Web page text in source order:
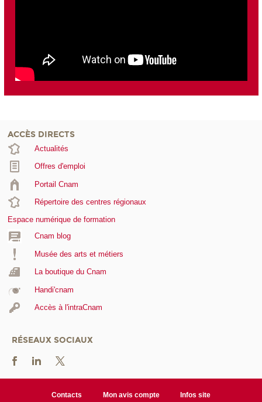
ACCÈS DIRECTS
Actualités
Offres d'emploi
Portail Cnam
Répertoire des centres régionaux
Espace numérique de formation
Cnam blog
Musée des arts et métiers
La boutique du Cnam
Handi'cnam
Accès à l'intraCnam
RÉSEAUX SOCIAUX
Contacts Mon avis compte Infos site